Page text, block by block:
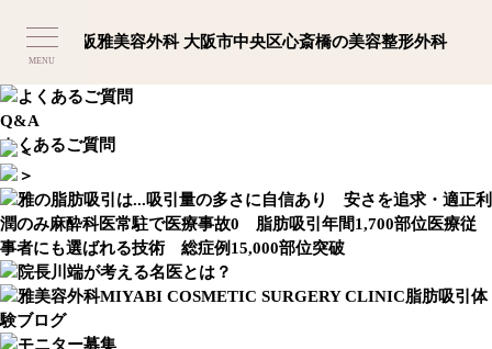
MENU
Q&A
よくあるご質問